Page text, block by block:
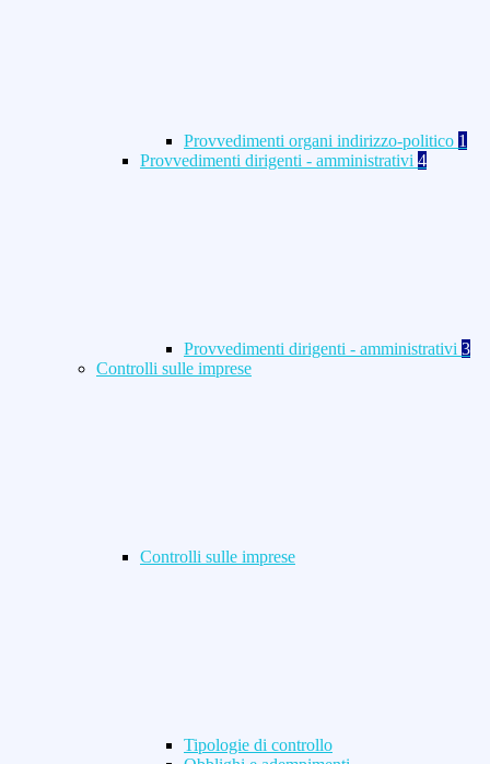
Provvedimenti organi indirizzo-politico 1
Provvedimenti dirigenti - amministrativi 4
Provvedimenti dirigenti - amministrativi 3
Controlli sulle imprese
Controlli sulle imprese
Tipologie di controllo